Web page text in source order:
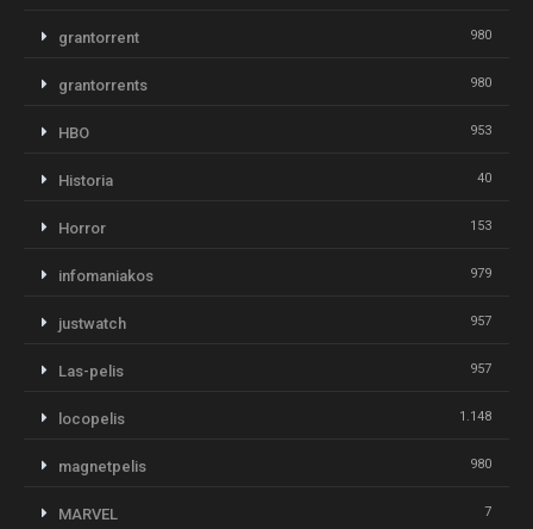
grantorrent 980
grantorrents 980
HBO 953
Historia 40
Horror 153
infomaniakos 979
justwatch 957
Las-pelis 957
locopelis 1.148
magnetpelis 980
MARVEL 7